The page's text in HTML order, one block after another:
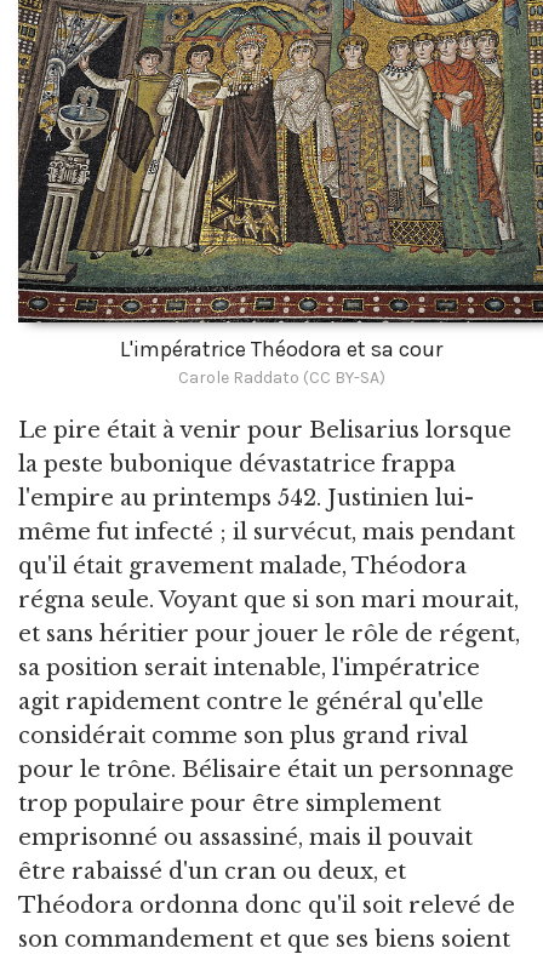
L'impératrice Théodora et sa cour
Carole Raddato (CC BY-SA)
Le pire était à venir pour Belisarius lorsque
la peste bubonique dévastatrice frappa
l'empire au printemps 542. Justinien lui-
même fut infecté ; il survécut, mais pendant
qu'il était gravement malade, Théodora
régna seule. Voyant que si son mari mourait,
et sans héritier pour jouer le rôle de régent,
sa position serait intenable, l'impératrice
agit rapidement contre le général qu'elle
considérait comme son plus grand rival
pour le trône. Bélisaire était un personnage
trop populaire pour être simplement
emprisonné ou assassiné, mais il pouvait
être rabaissé d'un cran ou deux, et
Théodora ordonna donc qu'il soit relevé de
son commandement et que ses biens soient